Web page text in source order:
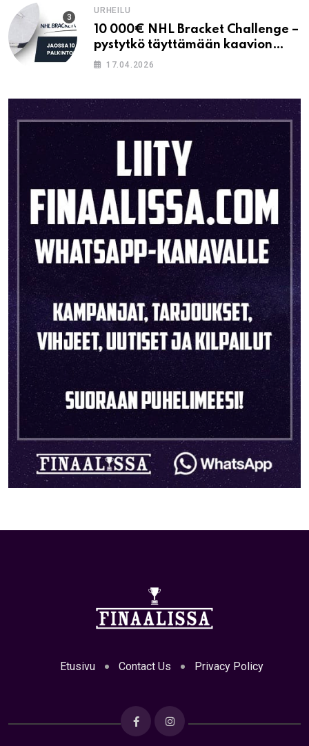
URHEILU
10 000€ NHL Bracket Challenge –
pystytkö täyttämään kaavion
oikein?
17.04.2026
Etusivu Contact Us Privacy Policy